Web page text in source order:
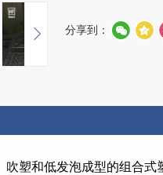
分享到：
吹塑和低发泡成型的组合